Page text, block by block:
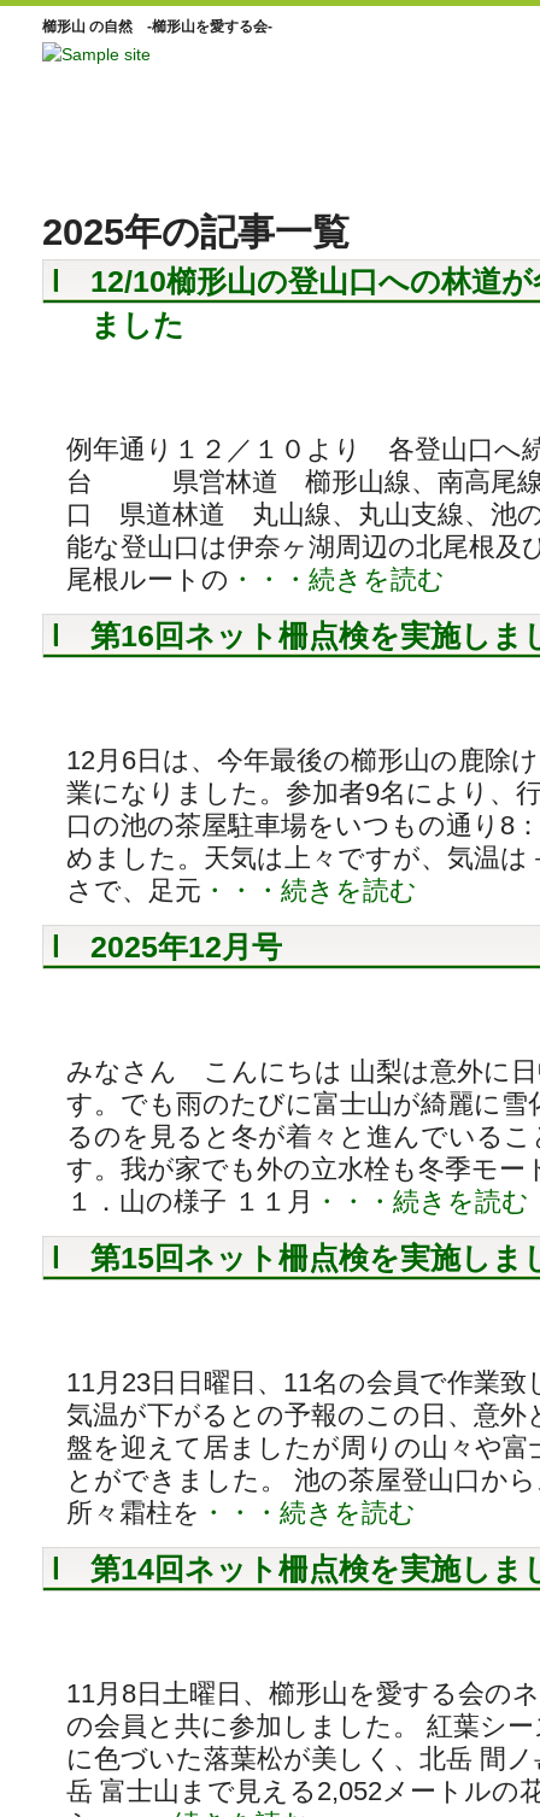
櫛形山 の自然 -櫛形山を愛する会-
2025年の記事一覧
12/10櫛形山の登山口への林道
ました
例年通り１２／１０より 各登山口へ
台 県営林道 櫛形山線、南高尾線
口 県道林道 丸山線、丸山支線、池
能な登山口は伊奈ヶ湖周辺の北尾根及
尾根ルートの ・・・続きを読む
第16回ネット柵点検を実施しま
12月6日は、今年最後の櫛形山の鹿除
業になりました。参加者9名により、
口の池の茶屋駐車場をいつもの通り8
めました。天気は上々ですが、気温は
さで、足元 ・・・続きを読む
2025年12月号
みなさん こんにちは 山梨は意外に
す。でも雨のたびに富士山が綺麗に雪
るのを見ると冬が着々と進んでいる
す。我が家でも外の立水栓も冬季モー
１．山の様子 １１月 ・・・続きを読む
第15回ネット柵点検を実施しま
11月23日日曜日、11名の会員で作業
気温が下がるとの予報のこの日、意外
盤を迎えて居ましたが周りの山々や富
とができました。 池の茶屋登山口か
所々霜柱を ・・・続きを読む
第14回ネット柵点検を実施し
11月8日土曜日、櫛形山を愛する会の
の会員と共に参加しました。 紅葉シ
に色づいた落葉松が美しく、北岳 間
岳 富士山まで見える2,052メートルの